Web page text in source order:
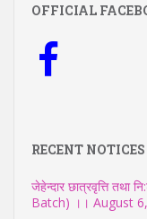
OFFICIAL
RECENT NOTICES
जेहेन्दार छात्रवृत्ति तथा
Batch) ।। August